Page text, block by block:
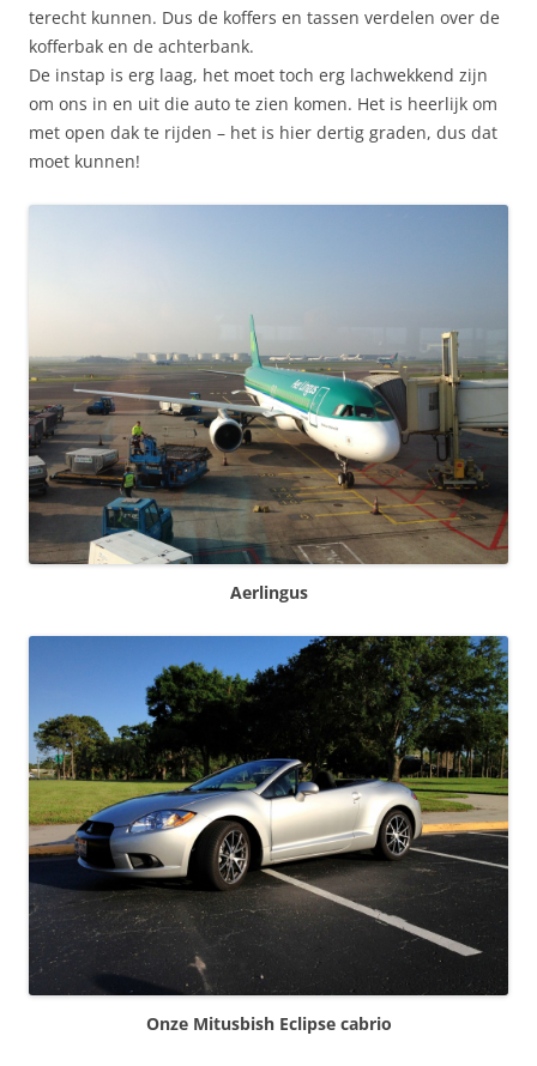
terecht kunnen. Dus de koffers en tassen verdelen over de
kofferbak en de achterbank.
De instap is erg laag, het moet toch erg lachwekkend zijn
om ons in en uit die auto te zien komen. Het is heerlijk om
met open dak te rijden – het is hier dertig graden, dus dat
moet kunnen!
Aerlingus
Onze Mitusbish Eclipse cabrio